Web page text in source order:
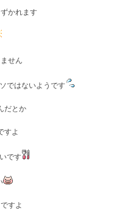
かれます
せん
ではないようです
だとか
すよ
です
すよ